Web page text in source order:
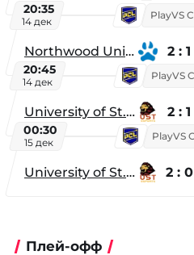
20:35
14 дек
Northwood University 2 : 1
20:45
14 дек
University of St. Thomas 2 : 1
00:30
15 дек
University of St. Thomas 2 : 0
Плей-офф